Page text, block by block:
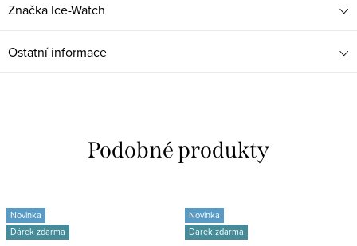
Značka Ice-Watch
Ostatní informace
Novinka
Dárek zdarma
Novinka
Dárek zdarma